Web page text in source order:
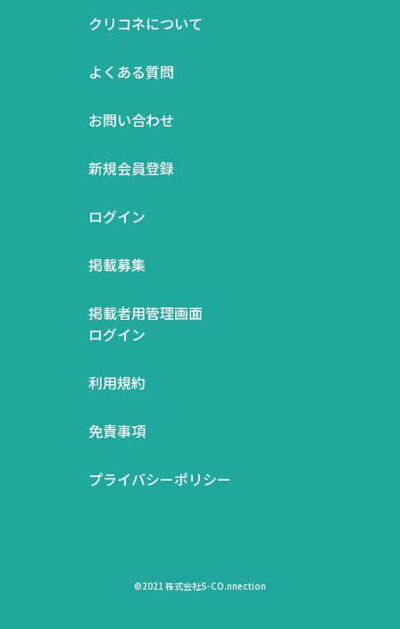
クリコネについて
よくある質問
お問い合わせ
新規会員登録
ログイン
掲載募集
掲載者用管理画面
ログイン
利用規約
免責事項
プライバシーポリシー
©2021 株式会社S-CO.nnection